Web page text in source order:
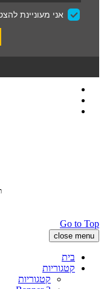
Go to Top
close menu
בית
קטגוריות
קטגוריות